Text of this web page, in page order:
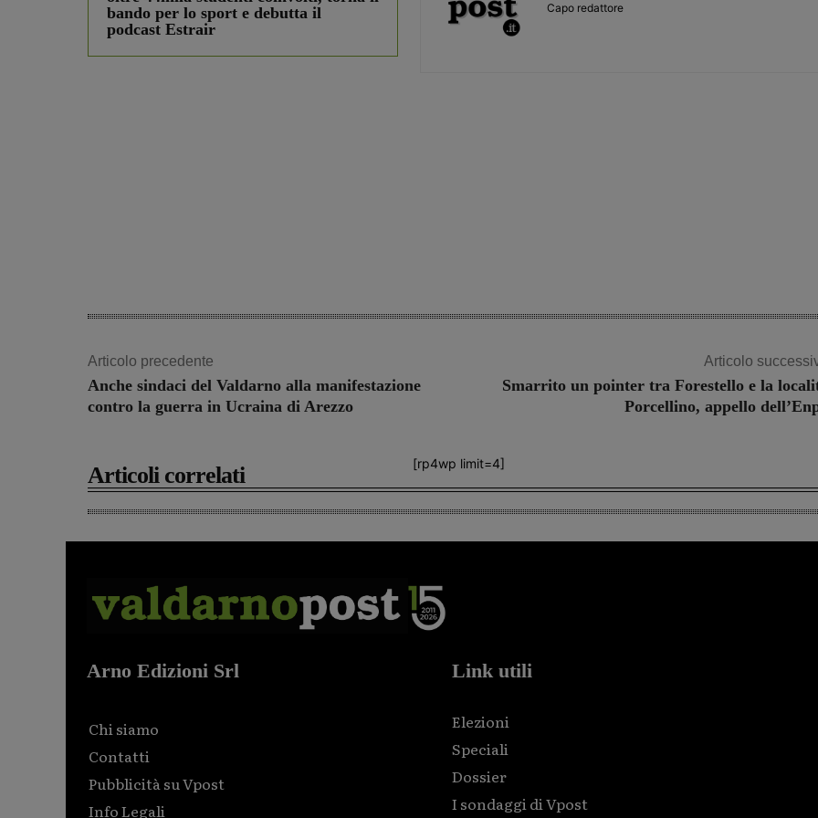
bando per lo sport e debutta il
podcast Estrair
Capo redattore
Articolo precedente
Anche sindaci del Valdarno alla manifestazione
contro la guerra in Ucraina di Arezzo
Articolo
Smarrito un pointer tra Forestello e la
Porcellino, appello
[rp4wp limit=4]
Articoli correlati
Arno Edizioni Srl
Chi siamo
Contatti
Pubblicità su Vpost
Info Legali
Link utili
Elezioni
Speciali
Dossier
I sondaggi di Vpost